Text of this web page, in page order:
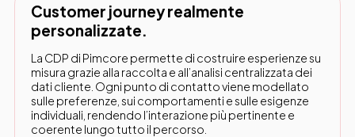
Customer journey realmente
personalizzate.
La CDP di Pimcore permette di costruire esperienze su
misura grazie alla raccolta e all’analisi centralizzata dei
dati cliente. Ogni punto di contatto viene modellato
sulle preferenze, sui comportamenti e sulle esigenze
individuali, rendendo l’interazione più pertinente e
coerente lungo tutto il percorso.